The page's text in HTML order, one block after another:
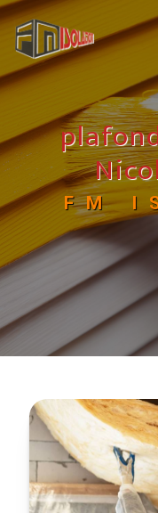
FM
Panneau de gestion